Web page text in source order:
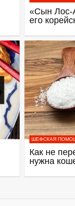
«Сын Лос-
его
ШЕФСКАЯ
Как не
нужна